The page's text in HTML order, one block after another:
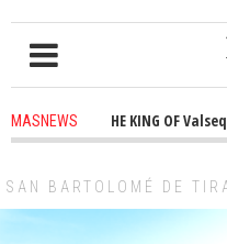
MASNEWS
THE KING OF Valsequillo
SAN BARTOLOMÉ DE